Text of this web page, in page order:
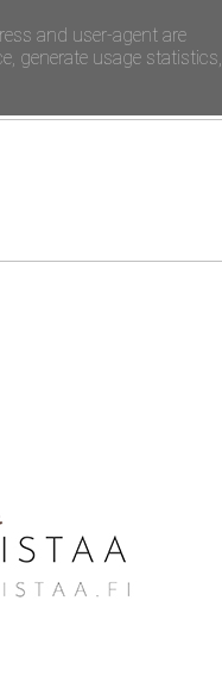
and user-agent are
generate usage statistics,